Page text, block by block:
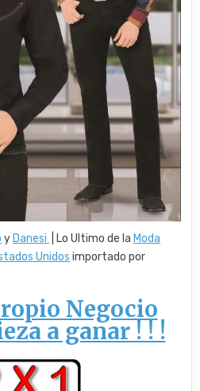
y Danesi | Lo Ultimo de la Moda
Unidos importado por
Negocio
a ganar ! ! !